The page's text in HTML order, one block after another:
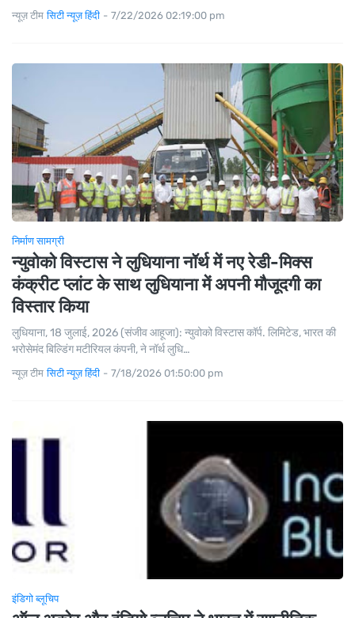
न्यूज़ टीम सिटी न्यूज़ हिंदी - 7/22/2026 02:19:00 pm
निर्माण सामग्री
न्युवोको विस्टास ने लुधियाना नॉर्थ में नए रेडी-मिक्स
कंक्रीट प्लांट के साथ लुधियाना में अपनी मौजूदगी का
विस्तार किया
लुधियाना, 18 जुलाई, 2026 (संजीव आहूजा): न्युवोको विस्टास कॉर्प. लिमिटेड, भारत की
भरोसेमंद बिल्डिंग मटीरियल कंपनी, ने नॉर्थ लुधि…
न्यूज़ टीम सिटी न्यूज़ हिंदी - 7/18/2026 01:50:00 pm
इंडिगो ब्लूचिप